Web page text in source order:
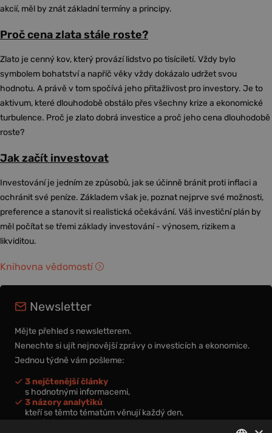
akcií, měl by znát základní termíny a principy.
Proč cena zlata stále roste?
Zlato je cenný kov, který provází lidstvo po tisíciletí. Vždy bylo
symbolem bohatství a napříč věky vždy dokázalo udržet svou
hodnotu. A právě v tom spočívá jeho přitažlivost pro investory. Je to
aktivum, které dlouhodobě obstálo přes všechny krize a ekonomické
turbulence. Proč je zlato dobrá investice a proč jeho cena dlouhodobě
roste?
Jak začít investovat
Investování je jedním ze způsobů, jak se účinně bránit proti inflaci a
ochránit své peníze. Základem však je, poznat nejprve své možnosti,
preference a stanovit si realistická očekávání. Váš investiční plán by
měl počítat se třemi základy investování - výnosem, rizikem a
likviditou.
Knihovna vědomostí
Newsletter
Mějte přehled s newsletterem.
Nenechte si ujít nejnovější zprávy o investicích a ekonomice.
Jednou týdně vám pošleme:
3 nejčtenější články
s hodnotnými informacemi,
3 názory analytiků
kteří se těmto tématům věnují každý den,
nová videa a podcasty